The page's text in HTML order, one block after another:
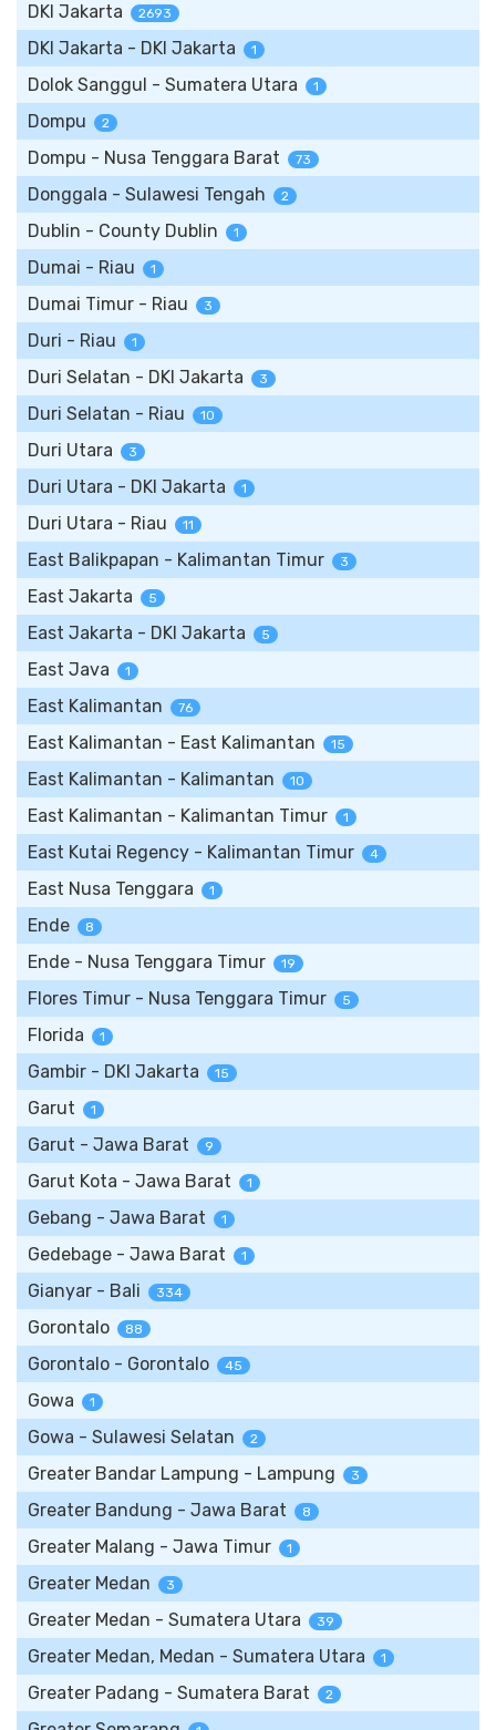
DKI Jakarta 2693
DKI Jakarta - DKI Jakarta 1
Dolok Sanggul - Sumatera Utara 1
Dompu 2
Dompu - Nusa Tenggara Barat 73
Donggala - Sulawesi Tengah 2
Dublin - County Dublin 1
Dumai - Riau 1
Dumai Timur - Riau 3
Duri - Riau 1
Duri Selatan - DKI Jakarta 3
Duri Selatan - Riau 10
Duri Utara 3
Duri Utara - DKI Jakarta 1
Duri Utara - Riau 11
East Balikpapan - Kalimantan Timur 3
East Jakarta 5
East Jakarta - DKI Jakarta 5
East Java 1
East Kalimantan 76
East Kalimantan - East Kalimantan 15
East Kalimantan - Kalimantan 10
East Kalimantan - Kalimantan Timur 1
East Kutai Regency - Kalimantan Timur 4
East Nusa Tenggara 1
Ende 8
Ende - Nusa Tenggara Timur 19
Flores Timur - Nusa Tenggara Timur 5
Florida 1
Gambir - DKI Jakarta 15
Garut 1
Garut - Jawa Barat 9
Garut Kota - Jawa Barat 1
Gebang - Jawa Barat 1
Gedebage - Jawa Barat 1
Gianyar - Bali 334
Gorontalo 88
Gorontalo - Gorontalo 45
Gowa 1
Gowa - Sulawesi Selatan 2
Greater Bandar Lampung - Lampung 3
Greater Bandung - Jawa Barat 8
Greater Malang - Jawa Timur 1
Greater Medan 3
Greater Medan - Sumatera Utara 39
Greater Medan, Medan - Sumatera Utara 1
Greater Padang - Sumatera Barat 2